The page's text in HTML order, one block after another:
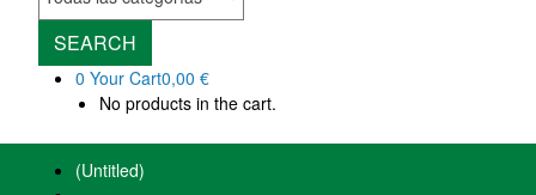
SEARCH
0 Your Cart0,00 €
No products in the cart.
(Untitled)